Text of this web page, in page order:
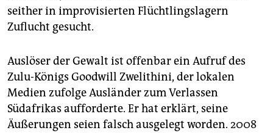
seither in improvisierten Flüchtlingslagern
Zuflucht gesucht.
Auslöser der Gewalt ist offenbar ein Aufruf des
Zulu-Königs Goodwill Zwelithini, der lokalen
Medien zufolge Ausländer zum Verlassen
Südafrikas aufforderte. Er hat erklärt, seine
Äußerungen seien falsch ausgelegt worden. 2008